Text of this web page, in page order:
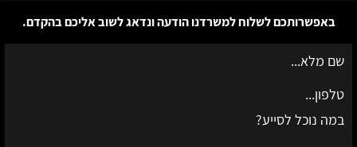
באפשרותכם לשלוח למשרדנו הודעה ונדאג לשוב אליכם בהקדם.